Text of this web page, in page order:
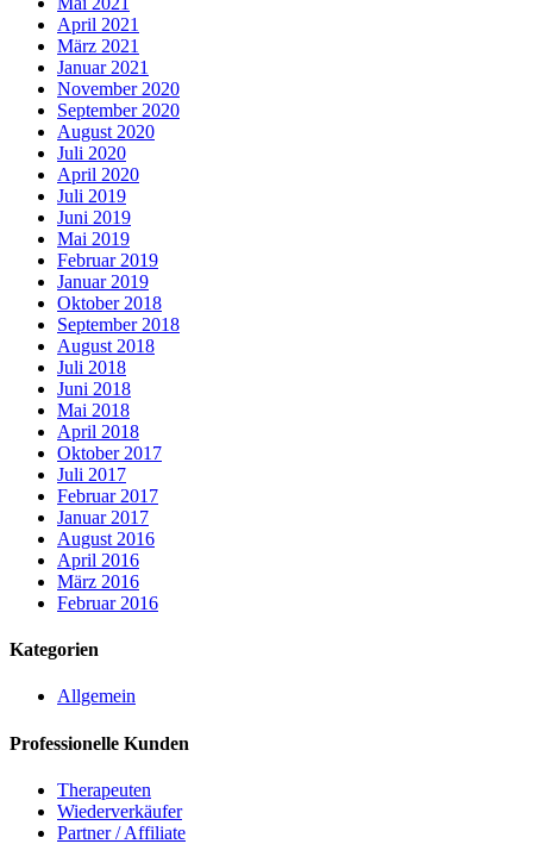
April 2021
März 2021
Januar 2021
November 2020
September 2020
August 2020
Juli 2020
April 2020
Juli 2019
Juni 2019
Mai 2019
Februar 2019
Januar 2019
Oktober 2018
September 2018
August 2018
Juli 2018
Juni 2018
Mai 2018
April 2018
Oktober 2017
Juli 2017
Februar 2017
Januar 2017
August 2016
April 2016
März 2016
Februar 2016
Kategorien
Allgemein
Professionelle Kunden
Therapeuten
Wiederverkäufer
Partner / Affiliate